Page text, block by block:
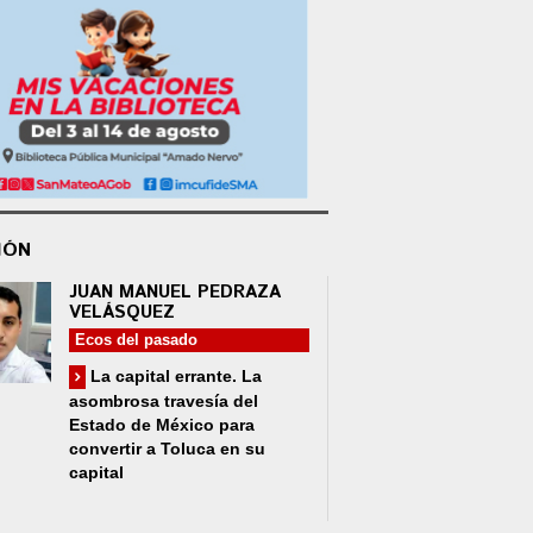
JUAN MANUEL PEDRAZA
VELÁSQUEZ
Ecos del pasado
La capital errante. La
asombrosa travesía del
Estado de México para
convertir a Toluca en su
capital